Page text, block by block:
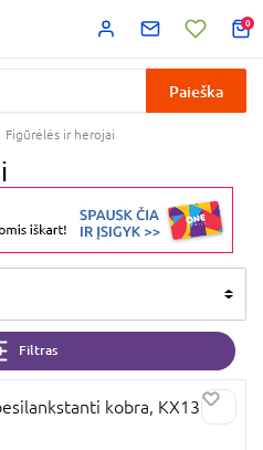
0
Paieška
Figūrėlės ir herojai
Filtras
kobra, KX130C